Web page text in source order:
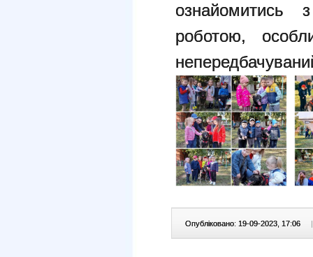
роботою,
Опубліковано: 19-09-2023, 17:06 |